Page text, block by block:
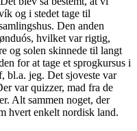
og i stedet tage til
Den anden
hvilket var rigtig,
og solen skinnede til langt
for at tage et sprogkursus i
bl.a. jeg. Det sjoveste var
var quizzer, mad fra de
Alt sammen noget, der
hvert enkelt nordisk land.